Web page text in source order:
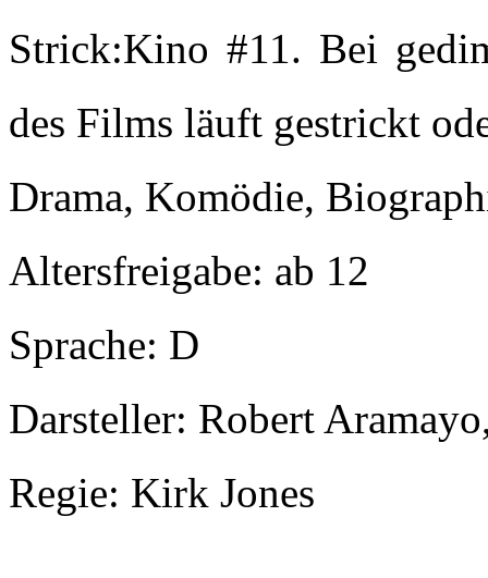
Strick:Kino #11. Bei
des Films läuft gestrickt
Drama, Komödie,
Altersfreigabe: ab 12
Sprache: D
Darsteller: Robert
Regie: Kirk Jones